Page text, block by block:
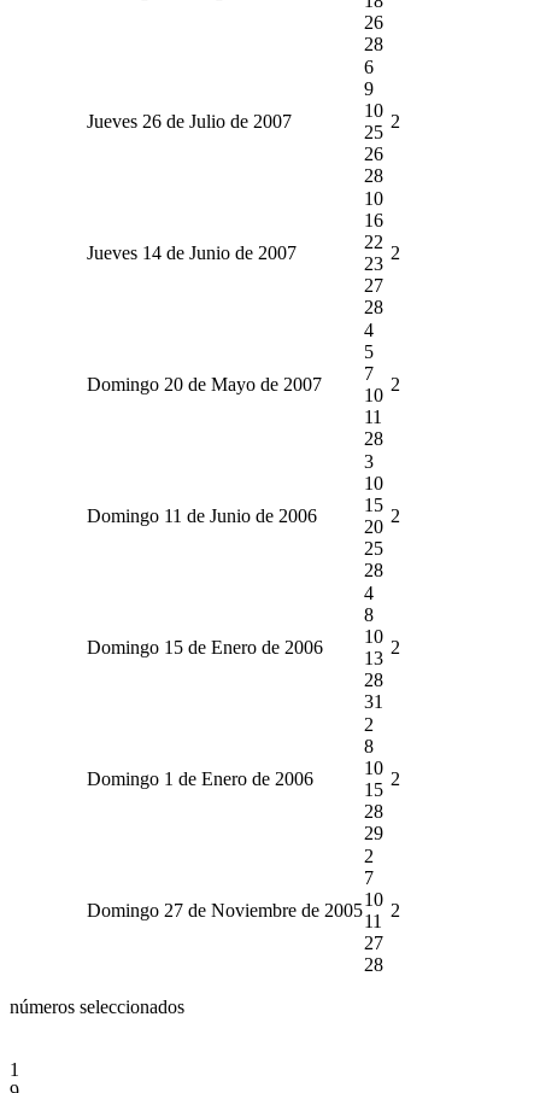
26
28
Jueves 26 de Julio de 2007
6
9
10
25
26
28
2
Jueves 14 de Junio de 2007
10
16
22
23
27
28
2
Domingo 20 de Mayo de 2007
4
5
7
10
11
28
2
Domingo 11 de Junio de 2006
3
10
15
20
25
28
2
Domingo 15 de Enero de 2006
4
8
10
13
28
31
2
Domingo 1 de Enero de 2006
2
8
10
15
28
29
2
Domingo 27 de Noviembre de 2005
2
7
10
11
27
28
2
números seleccionados
1